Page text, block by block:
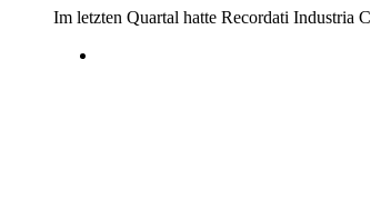
Im letzten Quartal hatte Recordati Industria